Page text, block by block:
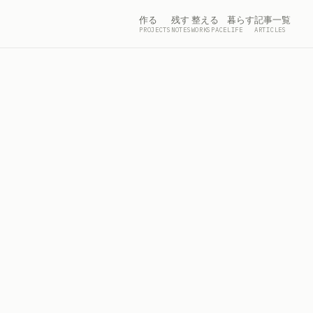
作る
PROJECTS
残す
NOTES
整える
WORKSPACE
暮らす
LIFE
記事一覧
ARTICLES